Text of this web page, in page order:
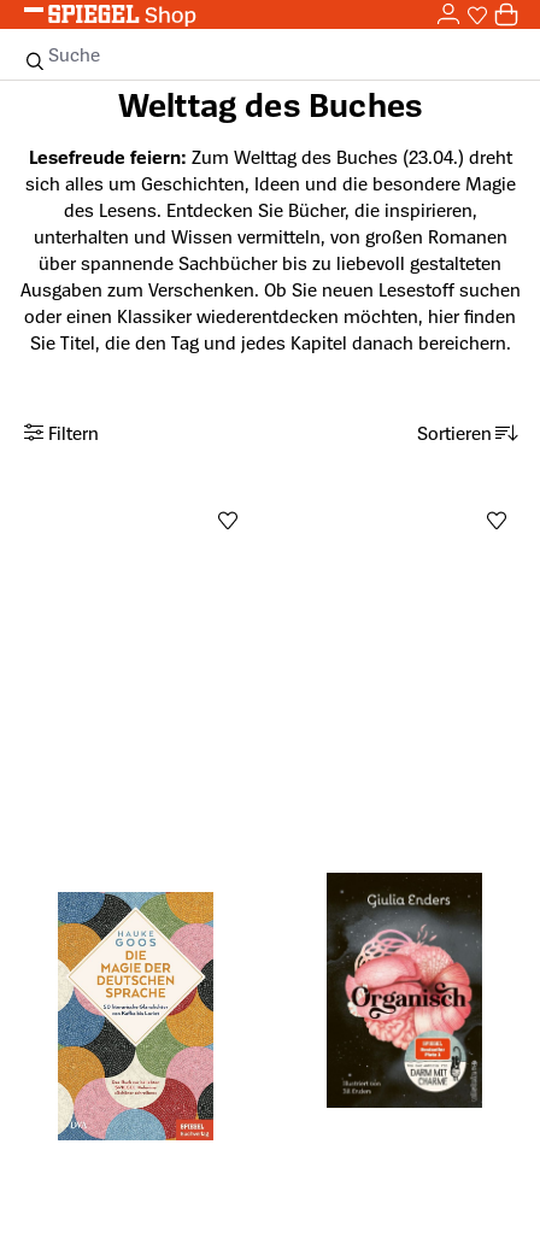
Zum Hauptinhalt springen 0
Suche
Welttag des Buches
Lesefreude feiern: Zum Welttag des Buches (23.04.) dreht
sich alles um Geschichten, Ideen und die besondere Magie
des Lesens. Entdecken Sie Bücher, die inspirieren,
unterhalten und Wissen vermitteln, von großen Romanen
über spannende Sachbücher bis zu liebevoll gestalteten
Ausgaben zum Verschenken. Ob Sie neuen Lesestoff suchen
oder einen Klassiker wiederentdecken möchten, hier finden
Sie Titel, die den Tag und jedes Kapitel danach bereichern.
Filtern Sortieren